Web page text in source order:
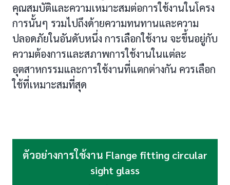
คุณสมบัติและความเหมาะสมต่อการใช้งานในโครง
การนั้นๆ รวมไปถึงด้ายความทนทานและความ
ปลอดภัยในอันดับหนึ่ง การเลือกใช้งาน จะขึ้นอยู่กับ
ความต้องการและสภาพการใช้งานในแต่ละ
อุตสาหกรรมและการใช้งานที่แตกต่างกัน ควรเลือก
ใช้ที่เหมาะสมที่สุด
ตัวอย่างการใช้งาน Flange fitting circular
sight glass